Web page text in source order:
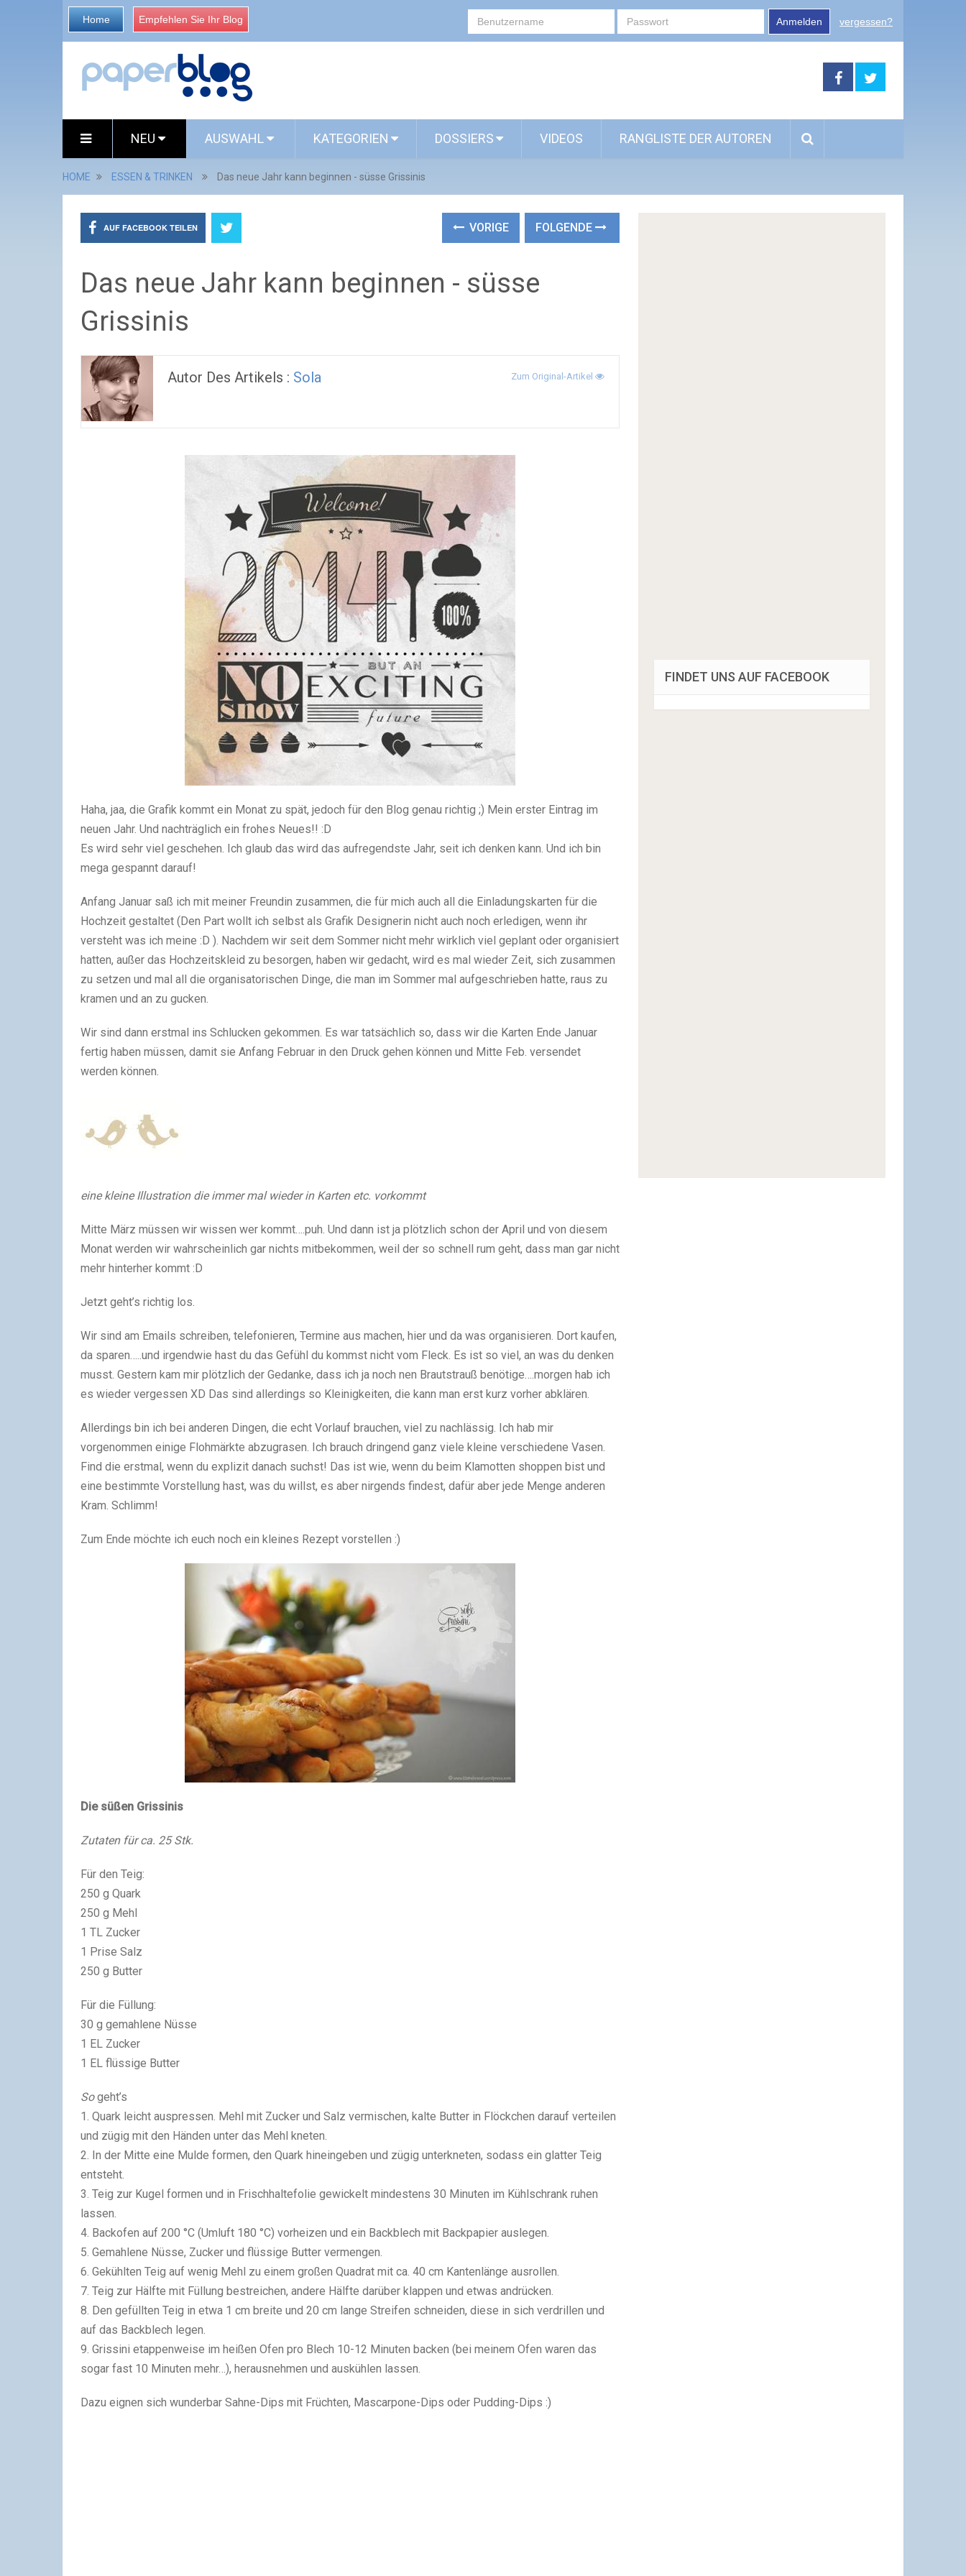
Home Empfehlen Sie Ihr Blog Anmelden vergessen?
NEU AUSWAHL KATEGORIEN DOSSIERS VIDEOS RANGLISTE DER AUTOREN
HOME ESSEN & TRINKEN Das neue Jahr kann beginnen - süsse Grissinis
AUF FACEBOOK TEILEN VORIGE FOLGENDE
Das neue Jahr kann beginnen - süsse
Grissinis
Autor Des Artikels : Sola Zum Original-Artikel
Haha, jaa, die Grafik kommt ein Monat zu spät, jedoch für den Blog genau richtig ;) Mein erster Eintrag im
neuen Jahr. Und nachträglich ein frohes Neues!! :D
Es wird sehr viel geschehen. Ich glaub das wird das aufregendste Jahr, seit ich denken kann. Und ich bin
mega gespannt darauf!
Anfang Januar saß ich mit meiner Freundin zusammen, die für mich auch all die Einladungskarten für die
Hochzeit gestaltet (Den Part wollt ich selbst als Grafik Designerin nicht auch noch erledigen, wenn ihr
versteht was ich meine :D ). Nachdem wir seit dem Sommer nicht mehr wirklich viel geplant oder organisiert
hatten, außer das Hochzeitskleid zu besorgen, haben wir gedacht, wird es mal wieder Zeit, sich zusammen
zu setzen und mal all die organisatorischen Dinge, die man im Sommer mal aufgeschrieben hatte, raus zu
kramen und an zu gucken.
Wir sind dann erstmal ins Schlucken gekommen. Es war tatsächlich so, dass wir die Karten Ende Januar
fertig haben müssen, damit sie Anfang Februar in den Druck gehen können und Mitte Feb. versendet
werden können.
eine kleine Illustration die immer mal wieder in Karten etc. vorkommt
Mitte März müssen wir wissen wer kommt….puh. Und dann ist ja plötzlich schon der April und von diesem
Monat werden wir wahrscheinlich gar nichts mitbekommen, weil der so schnell rum geht, dass man gar nicht
mehr hinterher kommt :D
Jetzt geht’s richtig los.
Wir sind am Emails schreiben, telefonieren, Termine aus machen, hier und da was organisieren. Dort kaufen,
da sparen…..und irgendwie hast du das Gefühl du kommst nicht vom Fleck. Es ist so viel, an was du denken
musst. Gestern kam mir plötzlich der Gedanke, dass ich ja noch nen Brautstrauß benötige….morgen hab ich
es wieder vergessen XD Das sind allerdings so Kleinigkeiten, die kann man erst kurz vorher abklären.
Allerdings bin ich bei anderen Dingen, die echt Vorlauf brauchen, viel zu nachlässig. Ich hab mir
vorgenommen einige Flohmärkte abzugrasen. Ich brauch dringend ganz viele kleine verschiedene Vasen.
Find die erstmal, wenn du explizit danach suchst! Das ist wie, wenn du beim Klamotten shoppen bist und
eine bestimmte Vorstellung hast, was du willst, es aber nirgends findest, dafür aber jede Menge anderen
Kram. Schlimm!
Zum Ende möchte ich euch noch ein kleines Rezept vorstellen :)
Die süßen Grissinis
Zutaten für ca. 25 Stk.
Für den Teig:
250 g Quark
250 g Mehl
1 TL Zucker
1 Prise Salz
250 g Butter
Für die Füllung:
30 g gemahlene Nüsse
1 EL Zucker
1 EL flüssige Butter
Sogeht’s
1. Quark leicht auspressen. Mehl mit Zucker und Salz vermischen, kalte Butter in Flöckchen darauf verteilen
und zügig mit den Händen unter das Mehl kneten.
2. In der Mitte eine Mulde formen, den Quark hineingeben und zügig unterkneten, sodass ein glatter Teig
entsteht.
3. Teig zur Kugel formen und in Frischhaltefolie gewickelt mindestens 30 Minuten im Kühlschrank ruhen
lassen.
4. Backofen auf 200 °C (Umluft 180 °C) vorheizen und ein Backblech mit Backpapier auslegen.
5. Gemahlene Nüsse, Zucker und flüssige Butter vermengen.
6. Gekühlten Teig auf wenig Mehl zu einem großen Quadrat mit ca. 40 cm Kantenlänge ausrollen.
7. Teig zur Hälfte mit Füllung bestreichen, andere Hälfte darüber klappen und etwas andrücken.
8. Den gefüllten Teig in etwa 1 cm breite und 20 cm lange Streifen schneiden, diese in sich verdrillen und
auf das Backblech legen.
9. Grissini etappenweise im heißen Ofen pro Blech 10-12 Minuten backen (bei meinem Ofen waren das
sogar fast 10 Minuten mehr…), herausnehmen und auskühlen lassen.
Dazu eignen sich wunderbar Sahne-Dips mit Früchten, Mascarpone-Dips oder Pudding-Dips :)
FINDET UNS AUF FACEBOOK